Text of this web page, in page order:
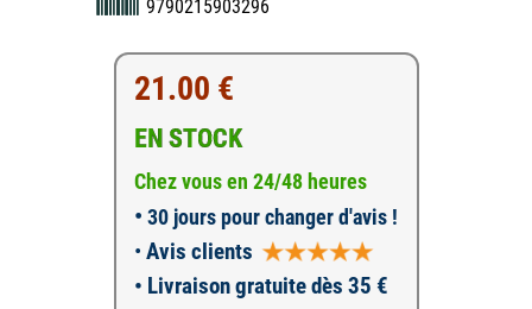
9790215903296
21.00 €
EN STOCK
Chez vous en 24/48 heures
• 30 jours pour changer d'avis !
• Avis clients
• Livraison gratuite dès 35 €